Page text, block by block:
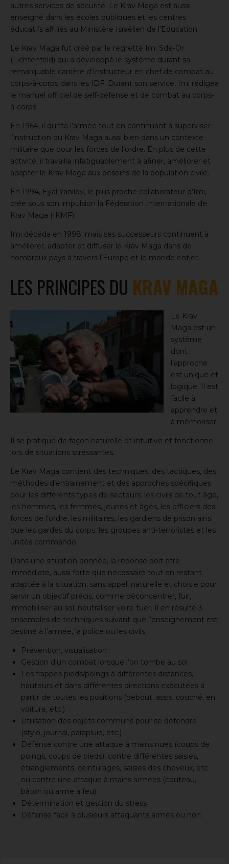
autres services de sécurité. Le Krav Maga est aussi
enseigné dans les écoles publiques et les centres
éducatifs affiliés au Ministère Israëlien de l’Education.
Le Krav Maga fut créé par le regretté Imi Sde-Or
(Lichtenfeld) qui a développé le système durant sa
remarquable carrière d’Instructeur en chef de combat au
corps-à-corps dans les IDF. Durant son service, Imi rédigea
le manuel officiel de self-défense et de combat au corps-
à-corps.
En 1964, il quitta l’armée tout en continuant à superviser
l’instruction du Krav Maga aussi bien dans un contexte
militaire que pour les forces de l’ordre. En plus de cette
activité, il travailla infatiguablement à afiner, améliorer et
adapter le Krav Maga aux besoins de la population civile.
En 1994, Eyal Yanilov, le plus proche collaborateur d’Imi,
crée sous son impulsion la Fédération Internationale de
Krav Maga (IKMF).
Imi décéda en 1998, mais ses successeurs continuent à
améliorer, adapter et diffuser le Krav Maga dans de
nombreux pays à travers l’Europe et le monde entier.
LES PRINCIPES DU KRAV MAGA
Le Krav
Maga est un
système
dont
l’approche
est unique et
logique. Il est
facile à
apprendre et
à mémoriser.
Il se pratique de façon naturelle et intuitive et fonctionne
lors de situations stressantes.
Le Krav Maga contient des techniques, des tactiques, des
méthodes d’entrainement et des approches spécifiques
pour les différents types de secteurs: les civils de tout âge,
les hommes, les femmes, jeunes et âgés, les officiers des
forces de l’ordre, les militaires, les gardiens de prison ainsi
que les gardes du corps, les groupes anti-terroristes et les
unités commando.
Dans une situation donnée, la réponse doit être
immédiate, aussi forte que nécessaire tout en restant
adaptée à la situation, sans appel, naturelle et choisie pour
servir un objectif précis, comme déconcentrer, fuir,
immobiliser au sol, neutraliser voire tuer. Il en résulte 3
ensembles de techniques suivant que l’enseignement est
destiné à l’armée, la police ou les civils.
Prévention, visualisation
Gestion d’un combat lorsque l’on tombe au sol
Les frappes pieds/poings à différentes distances,
hauteurs et dans différentes directions exécutées à
partir de toutes les positions (debout, assis, couché, en
voiture, etc.)
Utilisation des objets communs pour se défendre
(stylo, journal, parapluie, etc.)
Défense contre une attaque à mains nues (coups de
poings, coups de pieds), contre différentes saisies,
étranglements, ceinturages, saisies des cheveux, etc.
ou contre une attaque à mains armées (couteau,
bâton ou arme à feu)
Détermination et gestion du stress
Défense face à plusieurs attaquants armés ou non